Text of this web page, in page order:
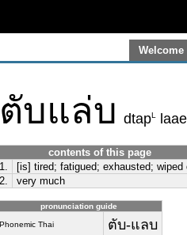
Welcome
ตับแล่บ dtapL
contents of this page
1.
[is] tired; fatigued; exhausted; wiped
2.
very much
pronunciation guide
Phonemic Thai ตับ-แลบ